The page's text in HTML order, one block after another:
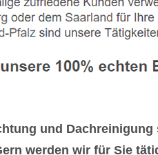
und
werden wir für Sie